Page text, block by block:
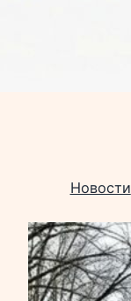
Новости